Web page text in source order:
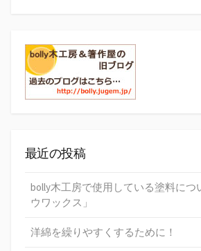
最近の投稿
bolly木工房で使用している塗料につ
ウワックス」
洋綿を繰りやすくするために！